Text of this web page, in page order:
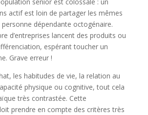
actif est loin de partager les mêmes
personne dépendante octogénaire.
d’entreprises lancent des produits ou
espérant toucher un
Grave erreur !
les habitudes de vie, la relation au
physique ou cognitive, tout cela
très contrastée. Cette
prendre en compte des critères très